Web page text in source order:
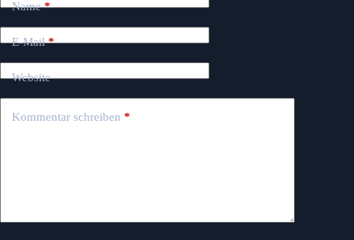
Name*
E-Mail*
Website
Kommentar schreiben *